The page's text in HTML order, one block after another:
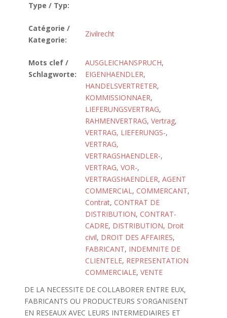
Type / Typ:
Catégorie /
Kategorie:
Zivilrecht
Mots clef /
Schlagworte:
AUSGLEICHANSPRUCH,
EIGENHAENDLER,
HANDELSVERTRETER,
KOMMISSIONNAER,
LIEFERUNGSVERTRAG,
RAHMENVERTRAG, Vertrag,
VERTRAG, LIEFERUNGS-,
VERTRAG,
VERTRAGSHAENDLER-,
VERTRAG, VOR-,
VERTRAGSHAENDLER, AGENT
COMMERCIAL, COMMERCANT,
Contrat, CONTRAT DE
DISTRIBUTION, CONTRAT-
CADRE, DISTRIBUTION, Droit
civil, DROIT DES AFFAIRES,
FABRICANT, INDEMNITE DE
CLIENTELE, REPRESENTATION
COMMERCIALE, VENTE
DE LA NECESSITE DE COLLABORER ENTRE EUX,
FABRICANTS OU PRODUCTEURS S'ORGANISENT
EN RESEAUX AVEC LEURS INTERMEDIAIRES ET